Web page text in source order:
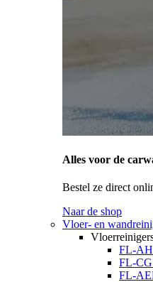
Alles voor de
Bestel ze direct
Naar de shop
Vloer- en
FL-AH
FL-
FL-